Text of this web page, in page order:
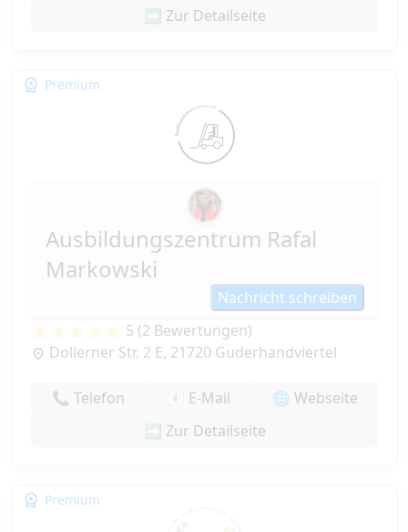
➡️ Zur Detailseite
Premium
Ausbildungszentrum Rafal
Markowski
Nachricht schreiben
5 (2 Bewertungen)
Dollerner Str. 2 E, 21720 Guderhandviertel
📞 Telefon 📧 E-Mail
🌐 Webseite
➡️ Zur Detailseite
Premium